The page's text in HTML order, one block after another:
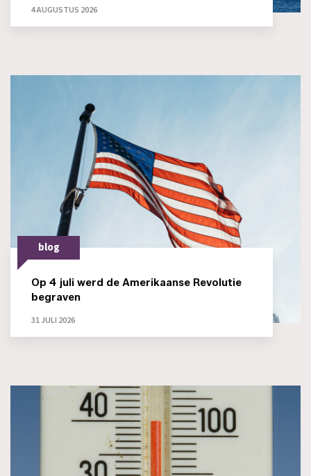
4 AUGUSTUS 2026
blog
Op 4 juli werd de Amerikaanse Revolutie
begraven
31 JULI 2026